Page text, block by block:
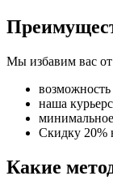
Мы избавим вас
наша
Скидку 20%
Какие